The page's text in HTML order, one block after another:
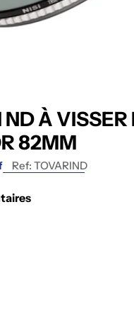
ND À VISSER
82MM
Ref: TOVARIND